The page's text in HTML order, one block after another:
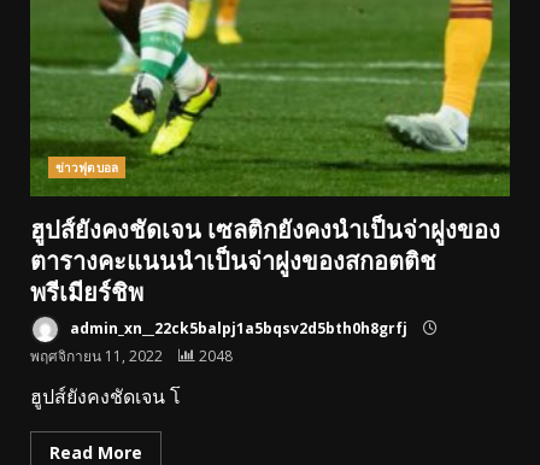
ข่าวฟุตบอล
ฮูปส์ยังคงชัดเจน เซลติกยังคงนําเป็นจ่าฝูงของ
ตารางคะแนนนําเป็นจ่าฝูงของสกอตติช
พรีเมียร์ชิพ
admin_xn__22ck5balpj1a5bqsv2d5bth0h8grfj
พฤศจิกายน 11, 2022
2048
ฮูปส์ยังคงชัดเจน โ
Read More